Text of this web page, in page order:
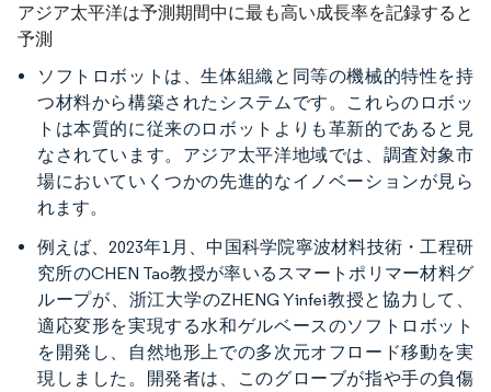
アジア太平洋は予測期間中に最も高い成長率を記録すると
予測
ソフトロボットは、生体組織と同等の機械的特性を持
つ材料から構築されたシステムです。これらのロボッ
トは本質的に従来のロボットよりも革新的であると見
なされています。アジア太平洋地域では、調査対象市
場においていくつかの先進的なイノベーションが見ら
れます。
例えば、2023年1月、中国科学院寧波材料技術・工程研
究所のCHEN Tao教授が率いるスマートポリマー材料グ
ループが、浙江大学のZHENG Yinfei教授と協力して、
適応変形を実現する水和ゲルベースのソフトロボット
を開発し、自然地形上での多次元オフロード移動を実
現しました。開発者は、このグローブが指や手の負傷